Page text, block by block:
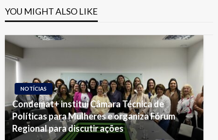
YOU MIGHT ALSO LIKE
NOTÍCIAS
Condemat+ institui Câmara Técnica de
Políticas para Mulheres e organiza Fórum
Regional para discutir ações